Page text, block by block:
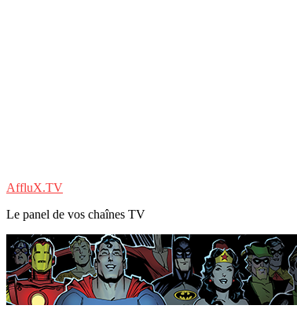
AffluX.TV
Le panel de vos chaînes TV